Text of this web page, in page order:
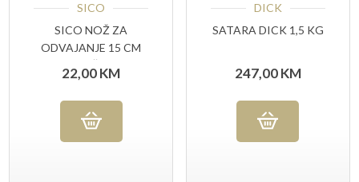
SICO
SICO NOŽ ZA
ODVAJANJE 15 CM
USKA OŠTRICA
22,00KM
DICK
SATARA DICK 1,5 KG
247,00KM